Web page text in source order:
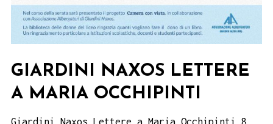
GIARDINI NAXOS LETTERE
A MARIA OCCHIPINTI
Giardini Naxos Lettere a Maria Occhipinti 8